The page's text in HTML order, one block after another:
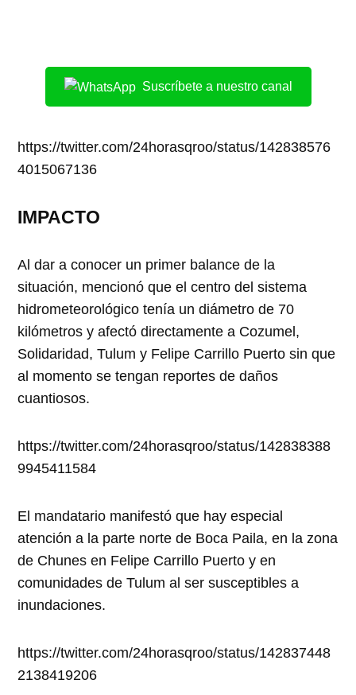
Suscríbete a nuestro canal
https://twitter.com/24horasqroo/status/142838576
4015067136
IMPACTO
Al dar a conocer un primer balance de la
situación, mencionó que el centro del sistema
hidrometeorológico tenía un diámetro de 70
kilómetros y afectó directamente a Cozumel,
Solidaridad, Tulum y Felipe Carrillo Puerto sin que
al momento se tengan reportes de daños
cuantiosos.
https://twitter.com/24horasqroo/status/142838388
9945411584
El mandatario manifestó que hay especial
atención a la parte norte de Boca Paila, en la zona
de Chunes en Felipe Carrillo Puerto y en
comunidades de Tulum al ser susceptibles a
inundaciones.
https://twitter.com/24horasqroo/status/142837448
2138419206